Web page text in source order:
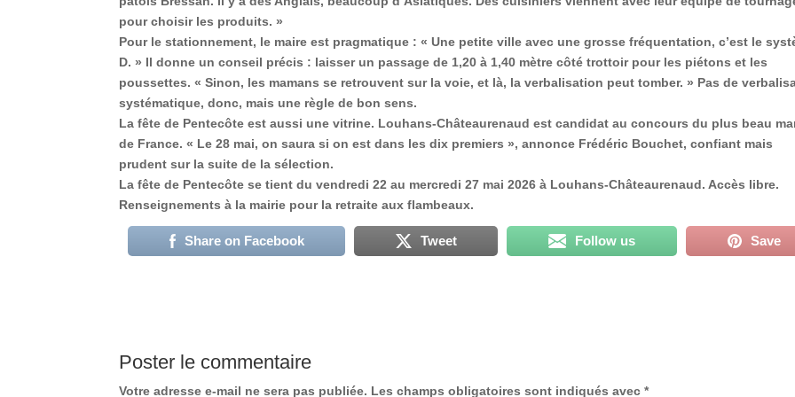
pour choisir les produits. »
Pour le stationnement, le maire est pragmatique : « Une petite ville avec une grosse fréquentation, c’est le
D. » Il donne un conseil précis : laisser un passage de 1,20 à 1,40 mètre côté trottoirpour les piétons et les
poussettes. « Sinon, les mamans se retrouvent sur la voie, et là, la verbalisation peut tomber. » Pas de
systématique, donc, mais une règle de bon sens.
La fête de Pentecôte est aussi une vitrine. Louhans-Châteaurenaud est candidat au concours du plus beau
de France. « Le 28 mai, on saura si on est dans les dix premiers », annonce Frédéric Bouchet, confiant mais
prudent sur la suite de la sélection.
La fête de Pentecôte se tient duvendredi 22 au mercredi 27 mai 2026 à Louhans-Châteaurenaud. Accès libre.
Renseignements à la mairie pour la retraite aux flambeaux.
Share on Facebook Tweet Follow us Save
Poster le commentaire
Votre adresse e-mail ne sera pas publiée. Les champs obligatoires sont indiqués avec*